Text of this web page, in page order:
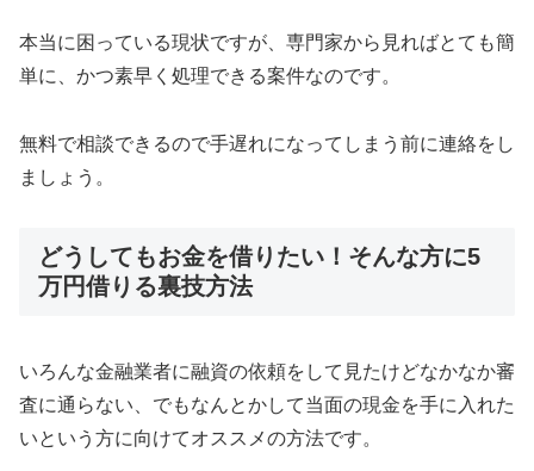
本当に困っている現状ですが、専門家から見ればとても簡
単に、かつ素早く処理できる案件なのです。
無料で相談できるので手遅れになってしまう前に連絡をし
ましょう。
どうしてもお金を借りたい！そんな方に5
万円借りる裏技方法
いろんな金融業者に融資の依頼をして見たけどなかなか審
査に通らない、でもなんとかして当面の現金を手に入れた
いという方に向けてオススメの方法です。